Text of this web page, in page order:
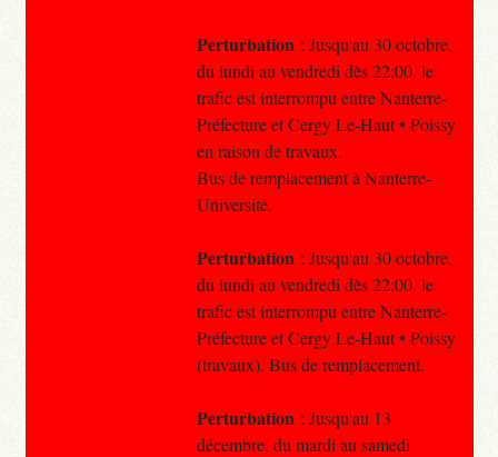
Perturbation : Jusqu'au 30 octobre,
du lundi au vendredi dès 22:00, le
trafic est interrompu entre Nanterre-
Préfecture et Cergy Le-Haut • Poissy
en raison de travaux.
Bus de remplacement à Nanterre-
Université.
Perturbation : Jusqu'au 30 octobre,
du lundi au vendredi dès 22:00, le
trafic est interrompu entre Nanterre-
Préfecture et Cergy Le-Haut • Poissy
(travaux). Bus de remplacement.
Perturbation : Jusqu'au 13
décembre, du mardi au samedi